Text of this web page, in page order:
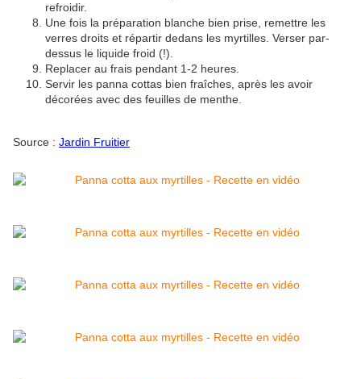
refroidir.
Une fois la préparation blanche bien prise, remettre les
verres droits et répartir dedans les myrtilles. Verser par-
dessus le liquide froid (!).
Replacer au frais pendant 1-2 heures.
Servir les panna cottas bien fraîches, après les avoir
décorées avec des feuilles de menthe.
Source : Jardin Fruitier